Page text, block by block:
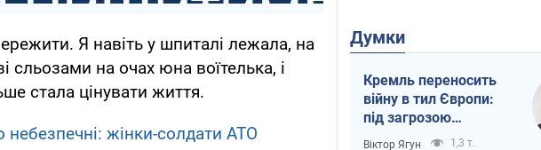
Я навіть у шпиталі лежала, на
сльозами на очах юна воїтелька, і
стала цінувати життя.
небезпечні: жінки-солдати АТО
Думки
Кремль переносить
війну в тил Європи:
під загрозою
критична логістика
Віктор Ягун 1,3 т.